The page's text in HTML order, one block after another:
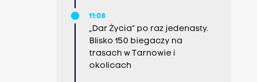
11:08
„Dar Życia” po raz jedenasty.
Blisko 150 biegaczy na
trasach w Tarnowie i
okolicach